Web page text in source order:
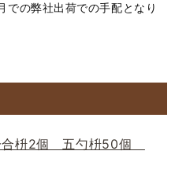
での弊社出荷での手配となり
合枡2個 五勺枡50個